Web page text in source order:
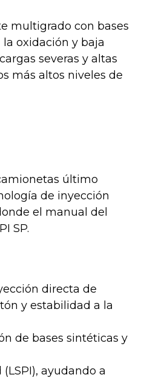
multigrado con bases
oxidación y baja
severas y altas
más altos niveles de
último
de inyección
el manual del
SP.
directa de
y estabilidad a la
de bases sintéticas y
ayudando a